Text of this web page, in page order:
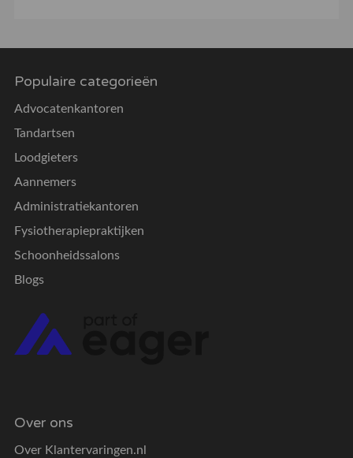
Populaire categorieën
Advocatenkantoren
Tandartsen
Loodgieters
Aannemers
Administratiekantoren
Fysiotherapiepraktijken
Schoonheidssalons
Blogs
Over ons
Over Klantervaringen.nl